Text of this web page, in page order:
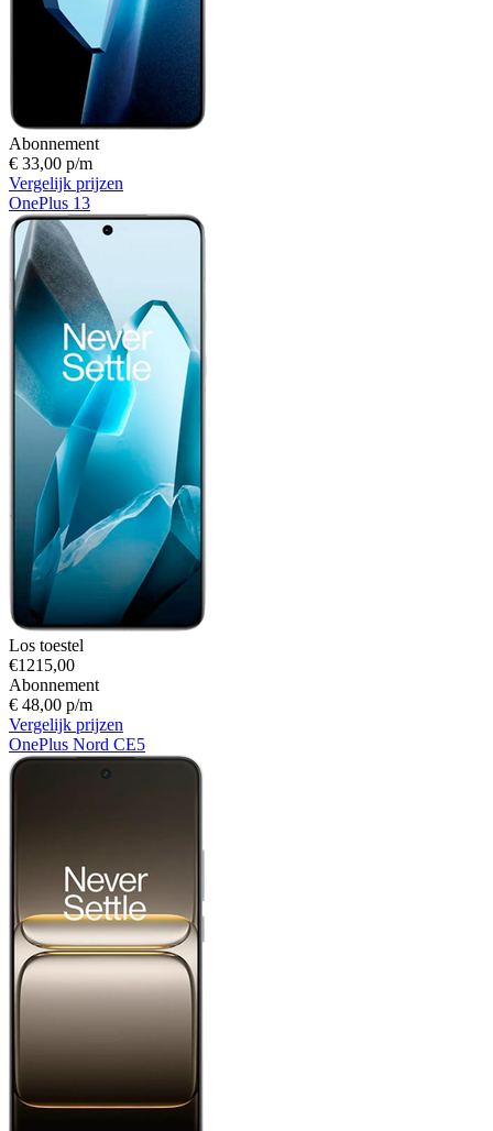
Abonnement
€ 33,00 p/m
Vergelijk prijzen
OnePlus 13
Los toestel
€1215,00
Abonnement
€ 48,00 p/m
Vergelijk prijzen
OnePlus Nord CE5